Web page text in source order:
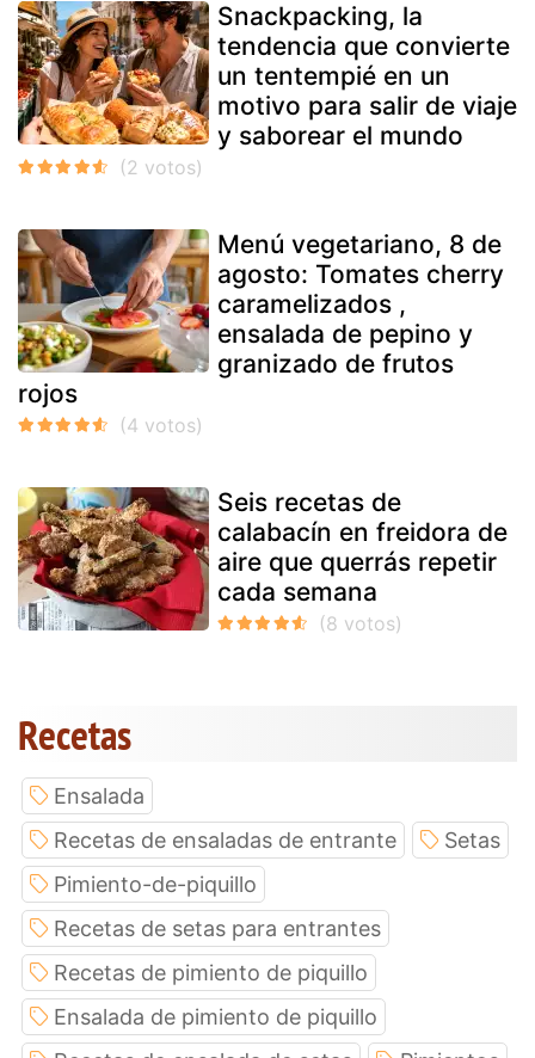
Snackpacking, la
tendencia que convierte
un tentempié en un
motivo para salir de viaje
y saborear el mundo
Menú vegetariano, 8 de
agosto: Tomates cherry
caramelizados ,
ensalada de pepino y
granizado de frutos
rojos
Seis recetas de
calabacín en freidora de
aire que querrás repetir
cada semana
Recetas
Ensalada
Recetas de ensaladas de entrante
Setas
Pimiento-de-piquillo
Recetas de setas para entrantes
Recetas de pimiento de piquillo
Ensalada de pimiento de piquillo